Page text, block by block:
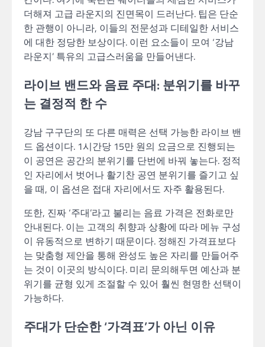
더해져 고급 라운지의 진면목이 드러난다. 팁은 단순
한 관행이 아니라, 이들의 전문성과 디테일한 서비스
에 대한 정당한 보상이다. 이런 요소들이 모여 ‘강남
라운지’ 특유의 고급스러움을 만들어낸다.
라이브 밴드와 음료 주대: 분위기를 바꾸
는 결정적 한 수
강남 구구단의 또 다른 매력은 선택 가능한 라이브 밴
드 옵션이다. 1시간당 15만 원의 요금으로 진행되는
이 공연은 공간의 분위기를 단번에 바꿔 놓는다. 정적
인 자리에서 벗어나 활기찬 공연 분위기를 즐기고 싶
을 때, 이 옵션은 접대 자리에서도 자주 활용된다.
또한, 진짜 ‘주대’라고 불리는 음료 가격은 전화로만
안내된다. 이는 고객의 취향과 상황에 따라 메뉴 구성
이 유동적으로 변하기 때문이다. 정해진 가격표보다
는 맞춤형 제안을 통해 완성도 높은 자리를 만들어주
는 것이 이곳의 방식이다. 미리 문의해두면 예산과 분
위기를 균형 있게 조절할 수 있어 훨씬 현명한 선택이
가능하다.
주대가 단순한 ‘가격표’가 아닌 이유